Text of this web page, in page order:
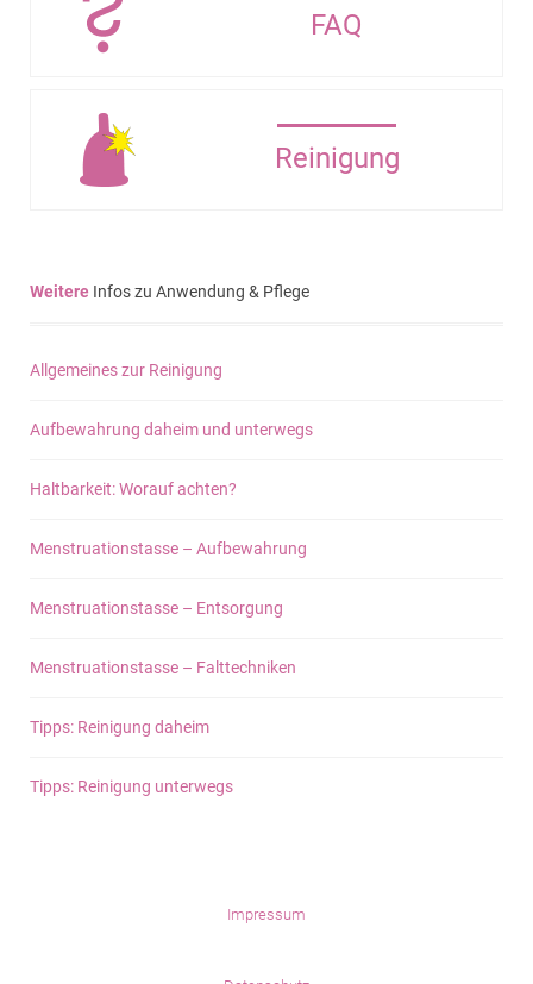
FAQ
Reinigung
Weitere Infos zu Anwendung & Pflege
Allgemeines zur Reinigung
Aufbewahrung daheim und unterwegs
Haltbarkeit: Worauf achten?
Menstruationstasse – Aufbewahrung
Menstruationstasse – Entsorgung
Menstruationstasse – Falttechniken
Tipps: Reinigung daheim
Tipps: Reinigung unterwegs
Impressum